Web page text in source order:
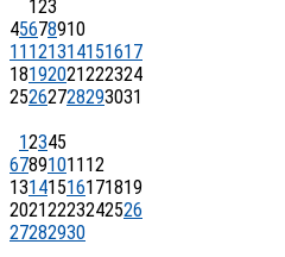
123
45678910
11 121314151617
18192021222324
25262728293031
12345
67891011 12
13141516171819
20212223242526
27282930